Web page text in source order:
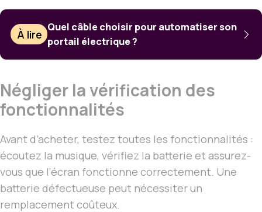
À lire
Quel câble choisir pour automatiser son
portail électrique ?
Négliger la vérification des
fonctionnalités
Avant d’acheter, testez toutes les fonctionnalités :
écoutez la musique, vérifiez la batterie et assurez-
vous que l’écran fonctionne correctement. Une
batterie défectueuse peut nécessiter un
remplacement coûteux.